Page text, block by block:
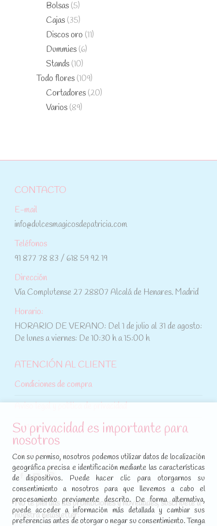
Bolsas (5)
Cajas (35)
Discos oro (11)
Dummies (6)
Stands (10)
Todo flores (109)
Cortadores (20)
Varios (89)
CONTACTO
E-mail
info@dulcesmagicosdepatricia.com
Teléfonos
91 877 78 83 / 618 59 92 19
Dirección
Vía Complutense 27 28807 Alcalá de Henares. Madrid
Horario:
HORARIO DE VERANO: Del 1 de julio al 31 de agosto:
De lunes a viernes: De 10:30 h a 15:00 h
ATENCIÓN AL CLIENTE
Condiciones de compra
Política de cookies
SÍGUENOS EN REDES SOCIALES
Encuéntranos en:
Facebook
page
opens
in
YouTube
page
opens
in
Instagram
page
opens
in
No te pierdas las promociones y novedades, suscríbete a
nuestra newsletter:
Su privacidad es importante para
nosotros
Con su permiso, nosotros podemos utilizar datos de localización
geográfica precisa e identificación mediante las características
de dispositivos. Puede hacer clic para otorgarnos su
consentimiento a nosotros para que llevemos a cabo el
procesamiento previamente descrito. De forma alternativa,
puede acceder a información más detallada y cambiar sus
preferencias antes de otorgar o negar su consentimiento. Tenga